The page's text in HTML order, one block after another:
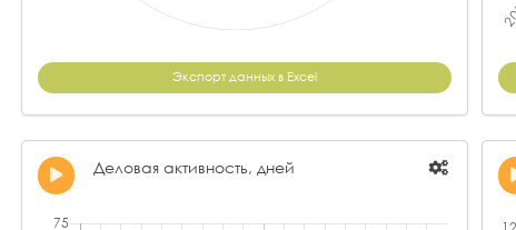
Экспорт данных в Excel
Деловая активность, дней